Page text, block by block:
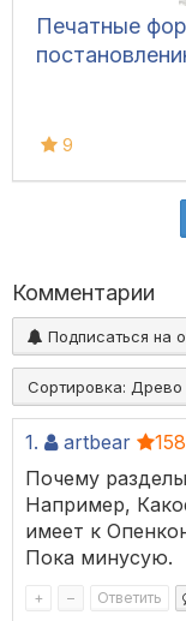
Печатные
9
Комментарии
Подписаться на
Сортировка: Древо
1. artbear
Почему
Например,
имеет к
Пока минусую.
+ – Ответить